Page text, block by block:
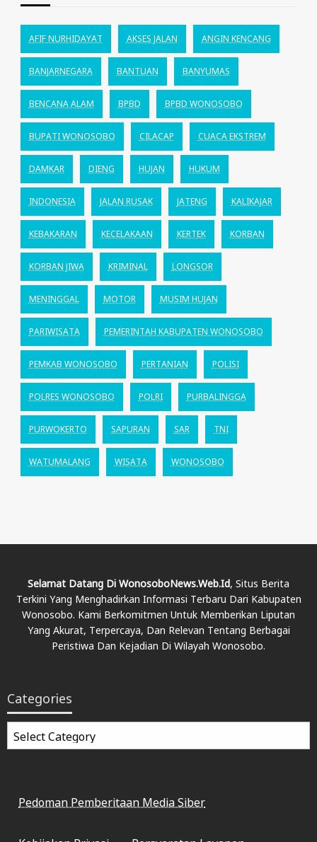
AFIF NURHIDAYAT AKSES JALAN ANGIN KENCANG
BANJARNEGARA BANTUAN BANYUMAS
BENCANA ALAM BPBD BPBD WONOSOBO
BUPATI WONOSOBO CILACAP CUACA EKSTREM
DAMKAR DIENG HUJAN HUKUM
INDONESIA JALAN RUSAK JATENG KALIKAJAR
KEBAKARAN KECELAKAAN KERTEK KORBAN
KORBAN JIWA KRIMINAL LONGSOR
MENINGGAL MOTOR MUSIM HUJAN
PARIWISATA PEMERINTAH KABUPATEN WONOSOBO
PEMKAB WONOSOBO PERTANIAN POLISI
POLRES WONOSOBO POLRI PURBALINGGA
PURWOKERTO SAPURAN SAR TNI
WATUMALANG WISATA WONOSOBO
Selamat Datang Di WonosoboNews.web.id, Situs Berita
Terkini Yang Menghadirkan Informasi Terbaru Dari Kabupaten
Wonosobo. Kami Berkomitmen Untuk Memberikan Liputan
Yang Akurat, Terpercaya, Dan Relevan Tentang Berbagai
Peristiwa Dan Kejadian Di Wilayah Wonosobo.
Categories
Categories
Pedoman Pemberitaan Media Siber